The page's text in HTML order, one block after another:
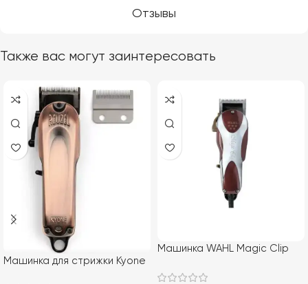
Отзывы
Также вас могут заинтересовать
Машинка для стрижки Kyone
Машинка WAHL Magic Clip